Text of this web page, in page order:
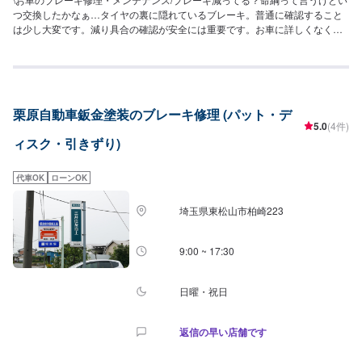
つ交換したかなぁ…タイヤの裏に隠れているブレーキ。普通に確認すること
は少し大変です。減り具合の確認が安全には重要です。お車に詳しくなくて
の株式会社杉戸自動車<料金目安>【ブレーキパッド交換】技術料は6,160円
リアパッド交換：29,700円〜41,580円程度【フロントディスクローター交
換】技術料は9,240円～●国産車：14,300円〜18,700円●その他外車：46,200
円〜64,680円【その他】●ブレーキシュー交換国産車：14,300円〜19,800円
●パッドセンサー交換：6,160円〜15,400円程度●キャリパーオーバーホー
ル：11,550円〜23,100円程度●サイドブレーキ調整：3,080円〜8,624円程度●
ブレーキ鳴き防止：3,080円〜6,160円程度●ブレーキオイル交換：4,400円〜
9,240円ハイブリッド・電気自動車の場合7,700円〜上記金額は車種や状態に
より上下する場合もございますので、予めご了承ください。<パーツ持ち込み
可能>パーツ持ち込みも可能です。持ち込みの場合はオファーにて、部品の詳
細や車種情報をお送りください。部品のご購入のご案内も可能ですので、ご
も、輸入車の対応も、クルマの購入もいろいろ、説明力も対応力も！1969年
ました。これからもお客様に笑顔を届けられるよう、新しいお店のオープン
栗原自動車鈑金塗装のブレーキ修理 (パット・デ
ィスク・引きずり)
5.0(4件)
代車OK ローンOK
埼玉県東松山市柏崎223
9:00 ~ 17:30
日曜・祝日
返信の早い店舗です